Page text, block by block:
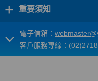
+ 重要須知
電子信箱：
客戶服務專線：